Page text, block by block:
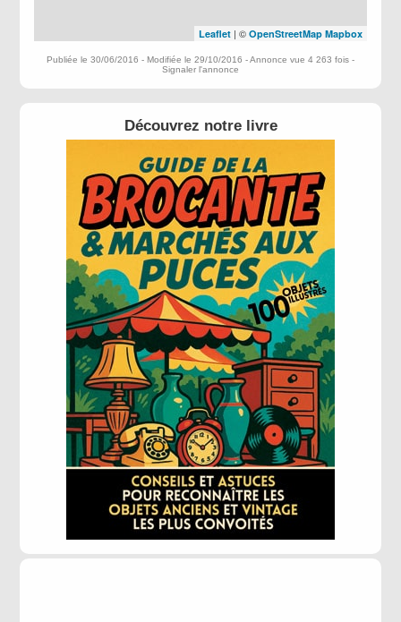
Leaflet| © OpenStreetMap Mapbox
Publiée le 30/06/2016 - Modifiée le 29/10/2016 - Annonce vue 4 263 fois -
Signaler l'annonce
Découvrez notre livre